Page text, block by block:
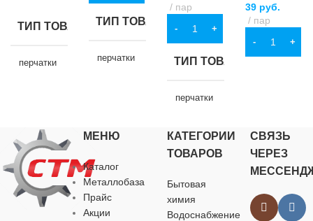
ТИП ТОВАРА
перчатки
для строительства,
для хозяйственно-
бытовых нужд
ВИД РАБОТ
ТИП ТОВАРА
перчатки
для строительства,
ВИД РАБОТ
пар
В КОРЗИНУ
ТИП ТОВАРА
перчатки
НАЗНАЧЕНИЕ
для строительства,
для хозяйственно-
бытовых нужд
39 руб.
пар
В КОРЗИНУ
МЕНЮ
Каталог
Металлобаза
Прайс
Акции
КАТЕГОРИИ
ТОВАРОВ
Бытовая
химия
Водоснабжение
СВЯЗЬ
ЧЕРЕЗ